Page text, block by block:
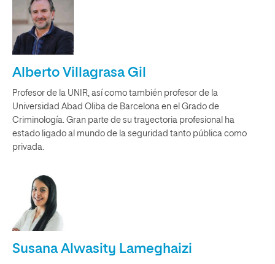
Alberto Villagrasa Gil
Profesor de la UNIR, así como también profesor de la
Universidad Abad Oliba de Barcelona en el Grado de
Criminología. Gran parte de su trayectoria profesional ha
estado ligado al mundo de la seguridad tanto pública como
privada.
Susana Alwasity Lameghaizi